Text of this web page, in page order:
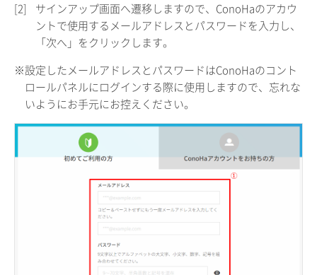
[2]
サインアップ画面へ遷移しますので、ConoHaのアカウ
ントで使用するメールアドレスとパスワードを入力し、
「次へ」をクリックします。
※設定したメールアドレスとパスワードはConoHaのコント
ロールパネルにログインする際に使用しますので、忘れな
いようにお手元にお控えください。